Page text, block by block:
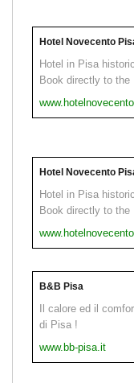
Hotel Novecento
Hotel in Pisa
Book directly to the
Hotel Novecento
Hotel in Pisa
Book directly to the
B&B Pisa
Il calore ed il
di Pisa !
www.bb-pisa.it